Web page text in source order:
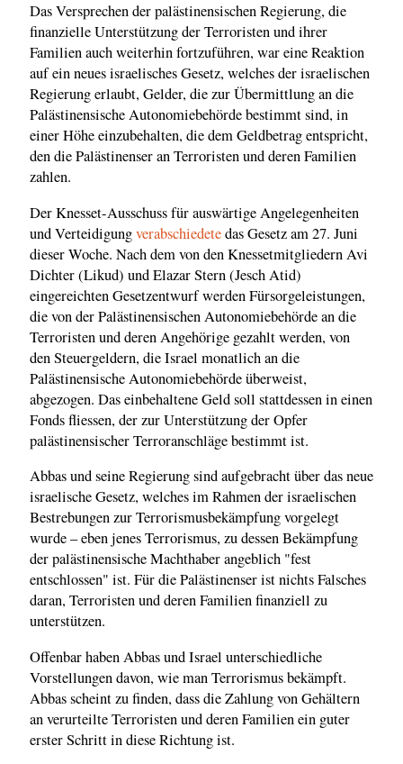
Das Versprechen der palästinensischen Regierung, die
finanzielle Unterstützung der Terroristen und ihrer
Familien auch weiterhin fortzuführen, war eine Reaktion
auf ein neues israelisches Gesetz, welches der israelischen
Regierung erlaubt, Gelder, die zur Übermittlung an die
Palästinensische Autonomiebehörde bestimmt sind, in
einer Höhe einzubehalten, die dem Geldbetrag entspricht,
den die Palästinenser an Terroristen und deren Familien
zahlen.
Der Knesset-Ausschuss für auswärtige Angelegenheiten
und Verteidigungverabschiedetedas Gesetz am 27. Juni
dieser Woche. Nach dem von den Knessetmitgliedern Avi
Dichter (Likud) und Elazar Stern (Jesch Atid)
eingereichten Gesetzentwurf werden Fürsorgeleistungen,
die von der Palästinensischen Autonomiebehörde an die
Terroristen und deren Angehörige gezahlt werden, von
den Steuergeldern, die Israel monatlich an die
Palästinensische Autonomiebehörde überweist,
abgezogen. Das einbehaltene Geld soll stattdessen in einen
Fonds fliessen, der zur Unterstützung der Opfer
palästinensischer Terroranschläge bestimmt ist.
Abbas und seine Regierung sind aufgebracht über das neue
israelische Gesetz, welches im Rahmen der israelischen
Bestrebungen zur Terrorismusbekämpfung vorgelegt
wurde – eben jenes Terrorismus, zu dessen Bekämpfung
der palästinensische Machthaber angeblich "fest
entschlossen" ist. Für die Palästinenser ist nichts Falsches
daran, Terroristen und deren Familien finanziell zu
unterstützen.
Offenbar haben Abbas und Israel unterschiedliche
Vorstellungen davon, wie man Terrorismus bekämpft.
Abbas scheint zu finden, dass die Zahlung von Gehältern
an verurteilte Terroristen und deren Familien ein guter
erster Schritt in diese Richtung ist.